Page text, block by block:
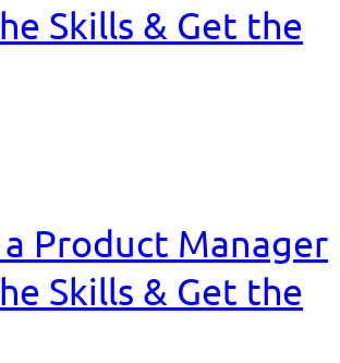
Skills & Get the
Product Manager
Skills & Get the